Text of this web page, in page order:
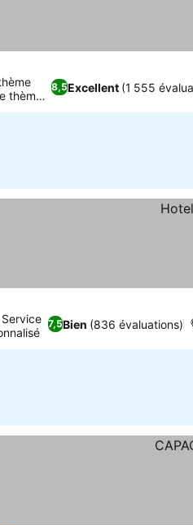
8,5Excellent (1 555
thème
7,5Bien (836 évaluations)